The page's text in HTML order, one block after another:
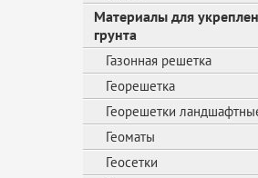
Материалы для
грунта
Газонная решетка
Георешетка
Георешетки
Геоматы
Геосетки